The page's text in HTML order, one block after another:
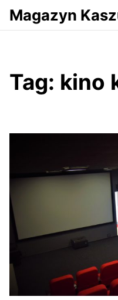
Przejdź do serwisu
Magazyn
Tag: kino